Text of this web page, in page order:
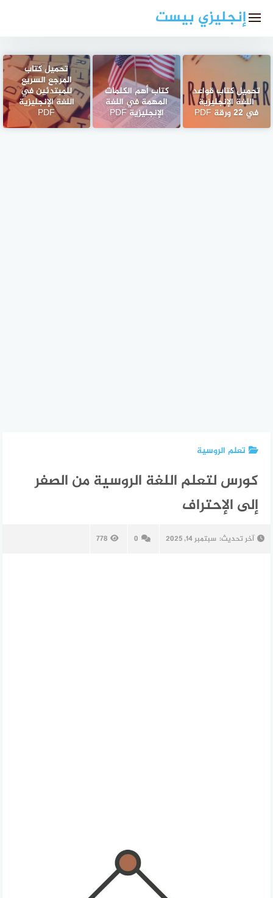
إنجليزي بيست
تحميل كتاب قواعد
اللغة الإنجليزية
في 22 ورقة PDF
كتاب أهم الكلمات
المهمة في اللغة
الإنجليزية PDF
تحميل كتاب
المرجع السريع
للمبتدئين في
اللغة الإنجليزية
PDF
تعلم الروسية
كورس لتعلم اللغة الروسية من الصفر
إلى الإحتراف
آخر تحديث: سبتمبر 14, 2025 0
778